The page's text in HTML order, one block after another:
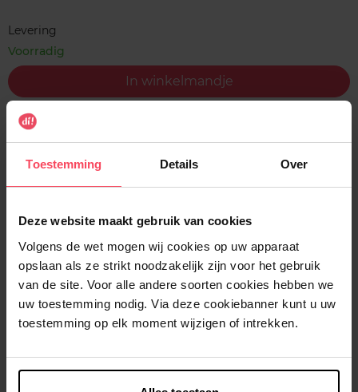
Toestemming Details Over
Deze website maakt gebruik van cookies
Volgens de wet mogen wij cookies op uw apparaat
opslaan als ze strikt noodzakelijk zijn voor het gebruik
van de site. Voor alle andere soorten cookies hebben we
uw toestemming nodig. Via deze cookiebanner kunt u uw
toestemming op elk moment wijzigen of intrekken.
Levering
Voorradig
In winkelmandje
Gratis levering bij aankoop van min. 35€.
Beschrijving
Gebruiksadvies